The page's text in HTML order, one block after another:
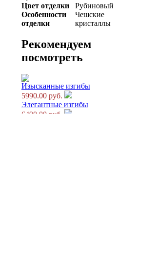
Цвет отделки
Рубиновый
Особенности
отделки
Чешские
кристаллы
Рекомендуем
посмотреть
Изысканные изгибы
5990.00 руб.
Элегантные изгибы
6490.00 руб.